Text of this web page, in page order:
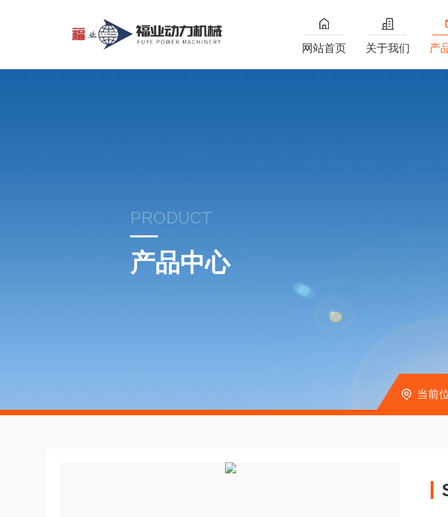
网站首页 关于我们 产
PRODUCT
产品中心
当前